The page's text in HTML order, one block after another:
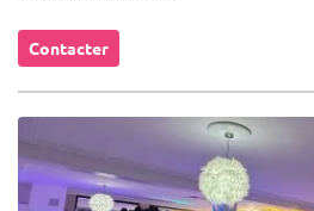
Contacter